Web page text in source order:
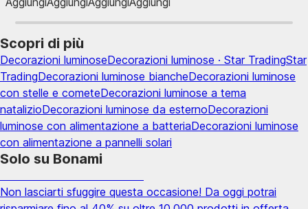
Scopri di più
Decorazioni luminoseDecorazioni luminose · Star TradingStar
TradingDecorazioni luminose biancheDecorazioni luminose
con stelle e cometeDecorazioni luminose a tema
natalizioDecorazioni luminose da esternoDecorazioni
luminose con alimentazione a batteriaDecorazioni luminose
con alimentazione a pannelli solari
Solo su Bonami
Non lasciarti sfuggire questa occasione! Da oggi potrai